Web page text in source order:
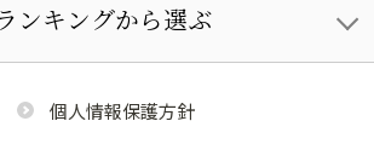
ンキングから選ぶ
個人情報保護方針